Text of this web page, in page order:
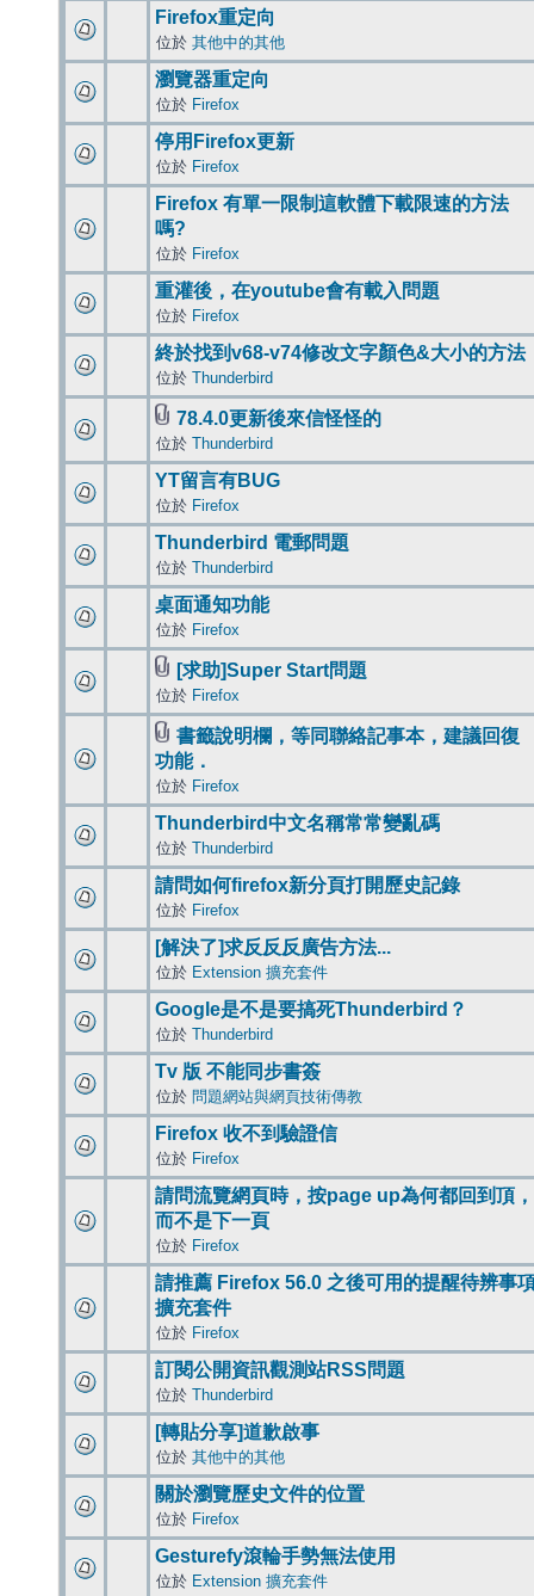
Firefox重定向
位於 其他中的其他
瀏覽器重定向
位於 Firefox
停用Firefox更新
位於 Firefox
Firefox 有單一限制這軟體下載限速的方法
嗎?
位於 Firefox
重灌後，在youtube會有載入問題
位於 Firefox
終於找到v68-v74修改文字顏色&大小的方法
位於 Thunderbird
78.4.0更新後來信怪怪的
位於 Thunderbird
YT留言有BUG
位於 Firefox
Thunderbird 電郵問題
位於 Thunderbird
桌面通知功能
位於 Firefox
[求助]Super Start問題
位於 Firefox
書籤說明欄，等同聯絡記事本，建議回復
功能．
位於 Firefox
Thunderbird中文名稱常常變亂碼
位於 Thunderbird
請問如何firefox新分頁打開歷史記錄
位於 Firefox
[解決了]求反反反廣告方法...
位於 Extension 擴充套件
Google是不是要搞死Thunderbird？
位於 Thunderbird
Tv 版 不能同步書簽
位於 問題網站與網頁技術傳教
Firefox 收不到驗證信
位於 Firefox
請問流覽網頁時，按page up為何都回到頂，
而不是下一頁
位於 Firefox
請推薦 Firefox 56.0 之後可用的提醒待辨事
擴充套件
位於 Firefox
訂閱公開資訊觀測站RSS問題
位於 Thunderbird
[轉貼分享]道歉啟事
位於 其他中的其他
關於瀏覽歷史文件的位置
位於 Firefox
Gesturefy滾輪手勢無法使用
位於 Extension 擴充套件